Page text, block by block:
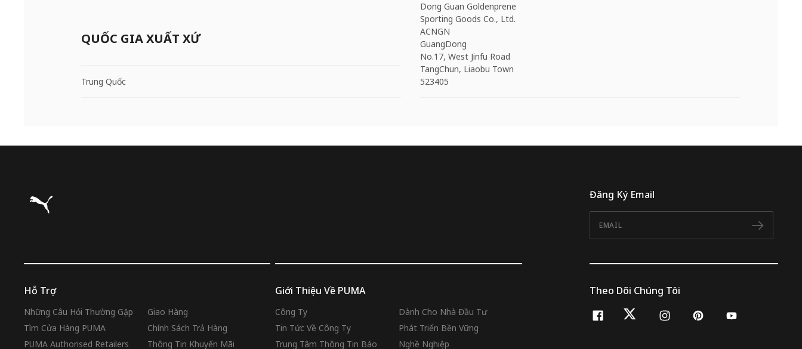
Dong Guan Goldenprene
Sporting Goods Co., Ltd.
ACNGN
GuangDong
No.17, West Jinfu Road
TangChun, Liaobu Town
523405
QUỐC GIA XUẤT XỨ
Trung Quốc
Puma Trang chủ
Đăng Ký Email
Đăng
Hỗ Trợ
Những Câu Hỏi Thường Gặp
Tìm Cửa Hàng PUMA
PUMA Authorised Retailers
Giao Hàng
Chính Sách Trả Hàng
Thông Tin Khuyến Mãi
Giới Thiệu Về PUMA
Công Ty
Tin Tức Về Công Ty
Trung Tâm Thông Tin Báo
Dành Cho Nhà Đầu Tư
Phát Triển Bền Vững
Nghề Nghiệp
Theo Dõi Chúng Tôi
facebook
twitterinstagram
pinterestyoutube